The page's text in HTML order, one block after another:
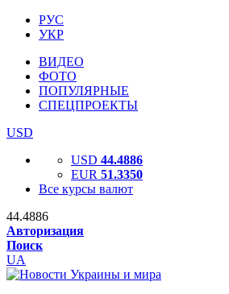
РУС
УКР
ВИДЕО
ФОТО
ПОПУЛЯРНЫЕ
СПЕЦПРОЕКТЫ
USD
USD 44.4886
EUR 51.3350
Все курсы валют
44.4886
Авторизация
Поиск
UA